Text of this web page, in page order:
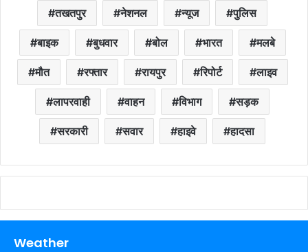
तखतपुर नेशनल न्यूज पुलिस
बाइक बुधवार बोल भारत मलबे
मौत रफ्तार रायपुर रिपोर्ट लाइव
लापरवाही वाहन विभाग सड़क
सरकारी सवार हाइवे हादसा
Weather